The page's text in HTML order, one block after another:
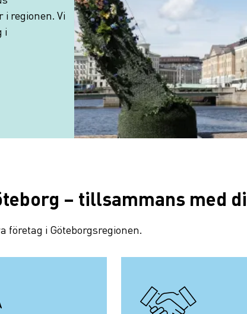
regionen. Vi
i
– tillsammans med
företag i Göteborgsregionen.